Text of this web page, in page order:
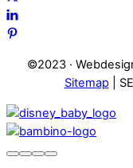
©2023 ·
Sitemap |